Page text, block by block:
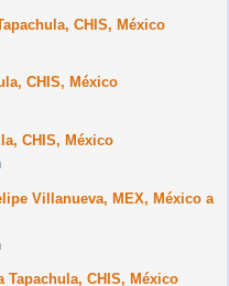
CHIS, México
CHIS, México
CHIS, México
Villanueva, MEX, México a
Tapachula, CHIS, México